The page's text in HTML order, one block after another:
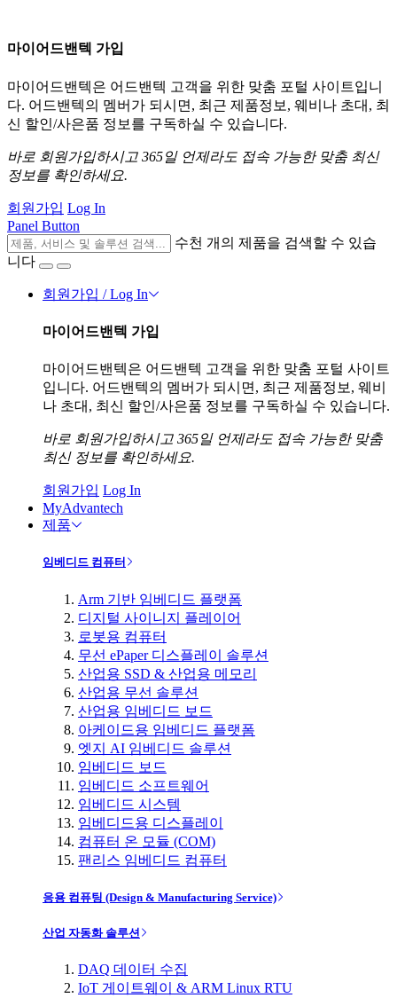
마이어드밴텍 가입
마이어드밴텍은 어드밴텍 고객을 위한 맞춤 포털 사이트입니
다. 어드밴텍의 멤버가 되시면, 최근 제품정보, 웨비나 초대, 최
신 할인/사은품 정보를 구독하실 수 있습니다.
바로 회원가입하시고 365일 언제라도 접속 가능한 맞춤 최신
정보를 확인하세요.
회원가입 Log In
Panel Button
수천 개의 제품을 검색할 수 있습
니다
회원가입 / Log In
마이어드밴텍 가입
마이어드밴텍은 어드밴텍 고객을 위한 맞춤 포털 사이트
입니다. 어드밴텍의 멤버가 되시면, 최근 제품정보, 웨비
나 초대, 최신 할인/사은품 정보를 구독하실 수 있습니다.
바로 회원가입하시고 365일 언제라도 접속 가능한 맞춤
최신 정보를 확인하세요.
회원가입 Log In
MyAdvantech
제품
임베디드 컴퓨터
Arm 기반 임베디드 플랫폼
디지털 사이니지 플레이어
로봇용 컴퓨터
무선 ePaper 디스플레이 솔루션
산업용 SSD & 산업용 메모리
산업용 무선 솔루션
산업용 임베디드 보드
아케이드용 임베디드 플랫폼
엣지 AI 임베디드 솔루션
임베디드 보드
임베디드 소프트웨어
임베디드 시스템
임베디드용 디스플레이
컴퓨터 온 모듈 (COM)
팬리스 임베디드 컴퓨터
응용 컴퓨팅 (Design & Manufacturing Service)
산업 자동화 솔루션
DAQ 데이터 수집
IoT 게이트웨이 & ARM Linux RTU